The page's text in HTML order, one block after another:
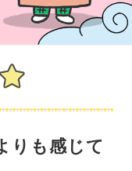
りも感じて